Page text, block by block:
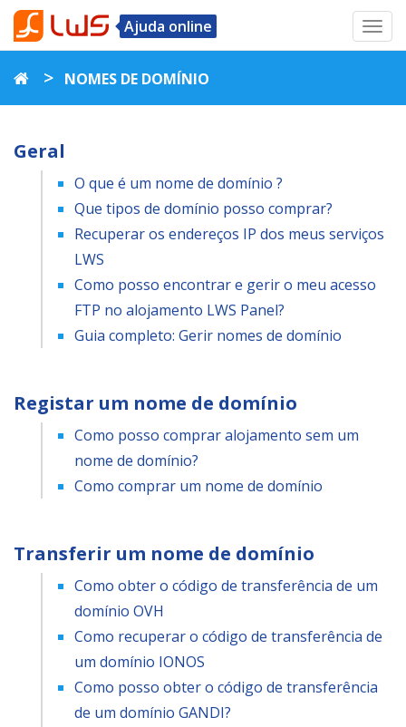
Ajuda online
> NOMES DE DOMÍNIO
Geral
O que é um nome de domínio ?
Que tipos de domínio posso comprar?
Recuperar os endereços IP dos meus serviços
LWS
Como posso encontrar e gerir o meu acesso
FTP no alojamento LWS Panel?
Guia completo: Gerir nomes de domínio
Registar um nome de domínio
Como posso comprar alojamento sem um
nome de domínio?
Como comprar um nome de domínio
Transferir um nome de domínio
Como obter o código de transferência de um
domínio OVH
Como recuperar o código de transferência de
um domínio IONOS
Como posso obter o código de transferência
de um domínio GANDI?